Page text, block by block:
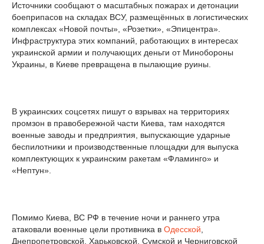
Источники сообщают о масштабных пожарах и детонации
боеприпасов на складах ВСУ, размещённых в логистических
комплексах «Новой почты», «Розетки», «Эпицентра».
Инфраструктура этих компаний, работающих в интересах
украинской армии и получающих деньги от Минобороны
Украины, в Киеве превращена в пылающие руины.
В украинских соцсетях пишут о взрывах на территориях
промзон в правобережной части Киева, там находятся
военные заводы и предприятия, выпускающие ударные
беспилотники и производственные площадки для выпуска
комплектующих к украинским ракетам «Фламинго» и
«Нептун».
Помимо Киева, ВС РФ в течение ночи и раннего утра
атаковали военные цели противника в Одесской
Днепропетровской, Харьковской, Сумской и Черниговской